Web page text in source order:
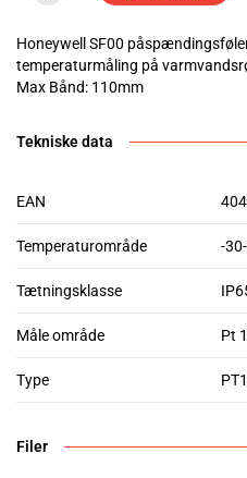
Honeywell SF00
temperaturmåling på
Max Bånd: 110mm
Tekniske data
EAN
Temperaturområde -
Tætningsklasse
Måle område Pt
Type
Filer